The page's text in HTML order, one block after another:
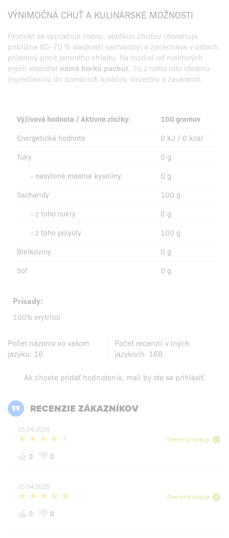
VÝNIMOČNÁ CHUŤ A KULINÁRSKE MOŽNOSTI
Produkt sa vyznačuje čistou, sladkou chuťou (dosahuje
približne 60–70 % sladkosti sacharózy) a zanecháva v ústach
príjemný pocit jemného chladu. Na rozdiel od niektorých
iných sladidiel nemá horkú pachuť, čo z neho robí ideálnu
ingredienciu do domácich koláčov, dezertov a zaváranín.
Výživová hodnota / Aktívne zložky:
100 gramov
Energetická hodnota
0 kJ / 0 kcal
Tuky
0 g
- nasýtené mastné kyseliny
0 g
Sacharidy
100 g
- z toho cukry
0 g
- z toho polyoly
100 g
Bielkoviny
0 g
Soľ
0 g
Prísady:
100% erytritol
Počet názorov vo vašom
jazyku: 16
Počet recenzií v iných
jazykoch: 168
Ak chcete pridať hodnotenie, mali by ste sa prihlásiť.
RECENZIE ZÁKAZNÍKOV
26.04.2026
Overený nákup
0
0
25.04.2026
Overený nákup
0
0